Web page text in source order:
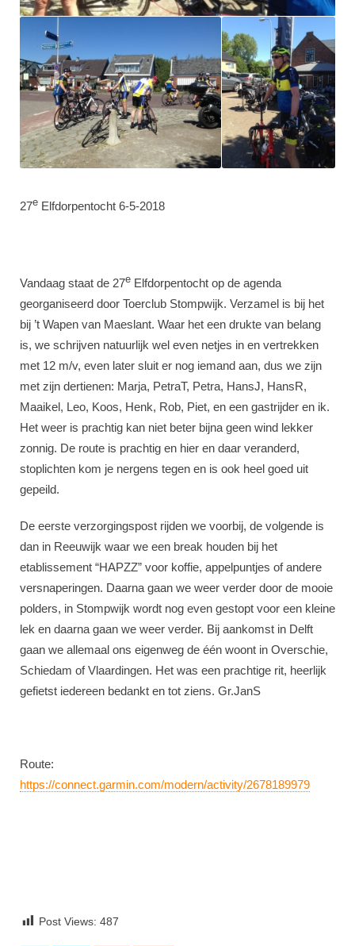
27e Elfdorpentocht 6-5-2018
Vandaag staat de 27e Elfdorpentocht op de agenda
georganiseerd door Toerclub Stompwijk. Verzamel is bij het
bij ’t Wapen van Maeslant. Waar het een drukte van belang
is, we schrijven natuurlijk wel even netjes in en vertrekken
met 12 m/v, even later sluit er nog iemand aan, dus we zijn
met zijn dertienen: Marja, PetraT, Petra, HansJ, HansR,
Maaikel, Leo, Koos, Henk, Rob, Piet, en een gastrijder en ik.
Het weer is prachtig kan niet beter bijna geen wind lekker
zonnig. De route is prachtig en hier en daar veranderd,
stoplichten kom je nergens tegen en is ook heel goed uit
gepeild.
De eerste verzorgingspost rijden we voorbij, de volgende is
dan in Reeuwijk waar we een break houden bij het
etablissement “HAPZZ” voor koffie, appelpuntjes of andere
versnaperingen. Daarna gaan we weer verder door de mooie
polders, in Stompwijk wordt nog even gestopt voor een kleine
lek en daarna gaan we weer verder. Bij aankomst in Delft
gaan we allemaal ons eigenweg de één woont in Overschie,
Schiedam of Vlaardingen. Het was een prachtige rit, heerlijk
gefietst iedereen bedankt en tot ziens. Gr.JanS
Route:
https://connect.garmin.com/modern/activity/2678189979
Post Views: 487